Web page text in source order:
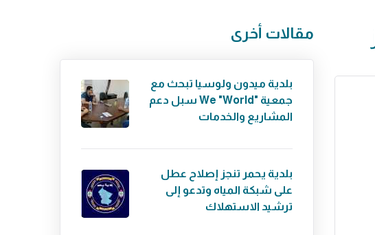
مقالات أخرى
بلدية ميدون ولوسيا تبحث مع
جمعية "We "World سبل دعم
المشاريع والخدمات
بلدية يحمر تنجز إصلاح عطل
على شبكة المياه وتدعو إلى
ترشيد الاستهلاك